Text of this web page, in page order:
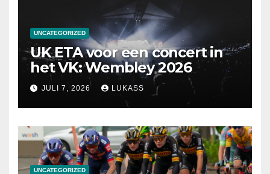
UNCATEGORIZED
UK ETA voor een concert in
het VK: Wembley 2026
JULI 7, 2026 LUKASS
UNCATEGORIZED